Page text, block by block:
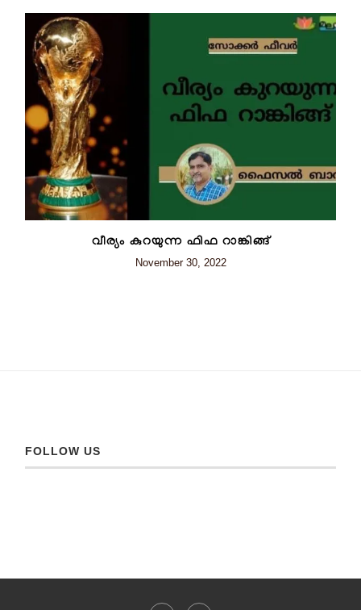
വീര്യം കുറയുന്ന ഫിഫ റാങ്കിങ്ങ്
November 30, 2022
FOLLOW US